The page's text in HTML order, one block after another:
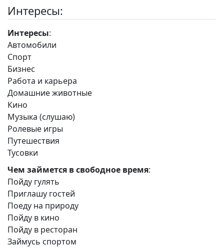
Интересы:
Интересы:
Автомобили
Спорт
Бизнес
Работа и карьера
Домашние животные
Кино
Музыка (слушаю)
Ролевые игры
Путешествия
Тусовки
Чем займется в свободное время:
Пойду гулять
Приглашу гостей
Поеду на природу
Пойду в кино
Пойду в ресторан
Займусь спортом